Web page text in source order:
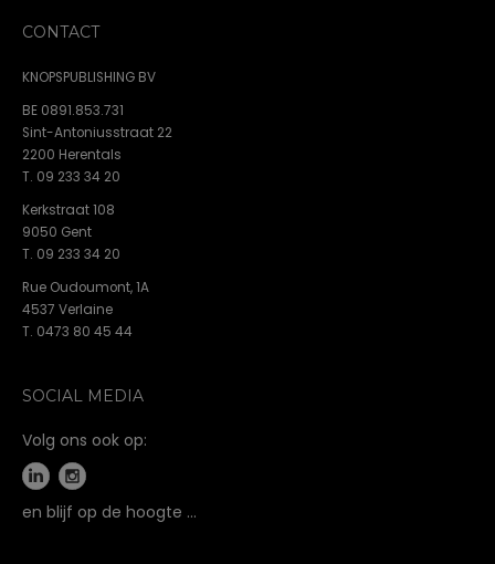
CONTACT
KNOPSPUBLISHING BV
BE 0891.853.731
Sint-Antoniusstraat 22
2200 Herentals
T. 09 233 34 20
Kerkstraat 108
9050 Gent
T. 09 233 34 20
Rue Oudoumont, 1A
4537 Verlaine
T. 0473 80 45 44
SOCIAL MEDIA
Volg ons ook op:
en blijf op de hoogte …